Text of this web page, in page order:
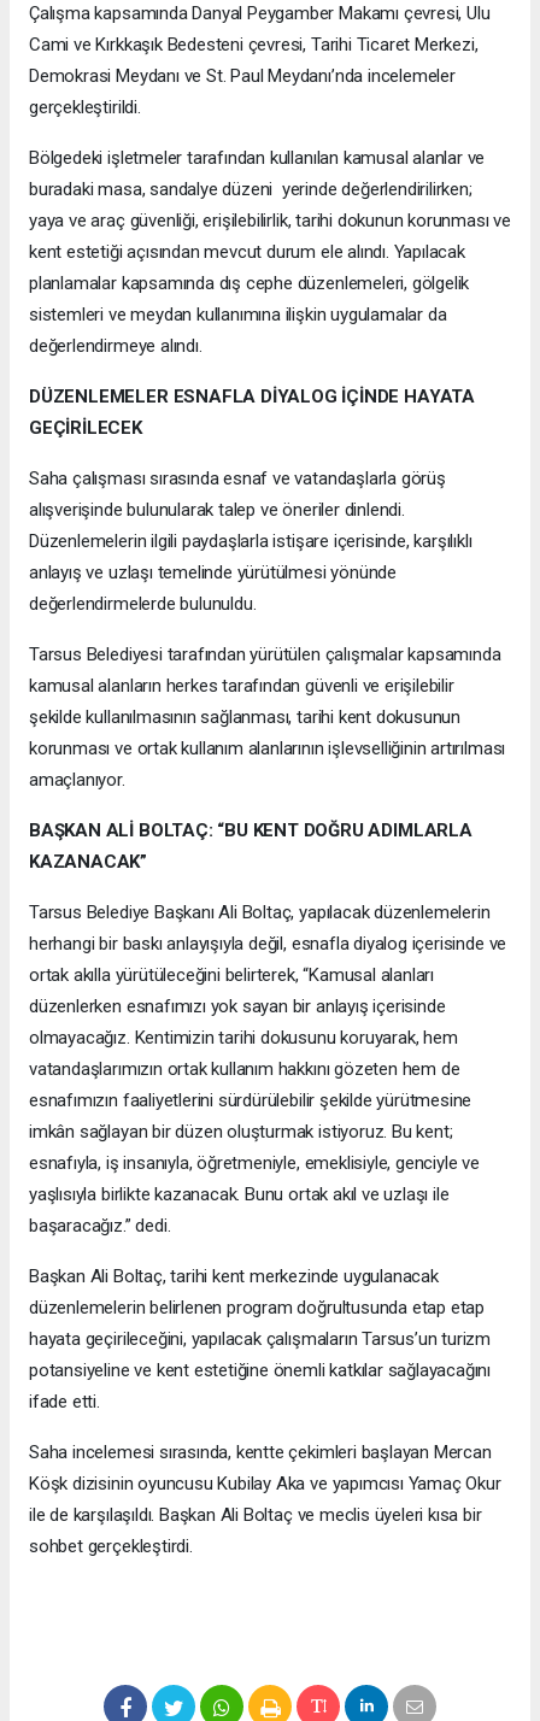
Çalışma kapsamında Danyal Peygamber Makamı çevresi, Ulu
Cami ve Kırkkaşık Bedesteni çevresi, Tarihi Ticaret Merkezi,
Demokrasi Meydanı ve St. Paul Meydanı’nda incelemeler
gerçekleştirildi.
Bölgedeki işletmeler tarafından kullanılan kamusal alanlar ve
buradaki masa, sandalye düzeni yerinde değerlendirilirken;
yaya ve araç güvenliği, erişilebilirlik, tarihi dokunun korunması ve
kent estetiği açısından mevcut durum ele alındı. Yapılacak
planlamalar kapsamında dış cephe düzenlemeleri, gölgelik
sistemleri ve meydan kullanımına ilişkin uygulamalar da
değerlendirmeye alındı.
DÜZENLEMELER ESNAFLA DİYALOG İÇİNDE HAYATA
GEÇİRİLECEK
Saha çalışması sırasında esnaf ve vatandaşlarla görüş
alışverişinde bulunularak talep ve öneriler dinlendi.
Düzenlemelerin ilgili paydaşlarla istişare içerisinde, karşılıklı
anlayış ve uzlaşı temelinde yürütülmesi yönünde
değerlendirmelerde bulunuldu.
Tarsus Belediyesi tarafından yürütülen çalışmalar kapsamında
kamusal alanların herkes tarafından güvenli ve erişilebilir
şekilde kullanılmasının sağlanması, tarihi kent dokusunun
korunması ve ortak kullanım alanlarının işlevselliğinin artırılması
amaçlanıyor.
BAŞKAN ALİ BOLTAÇ: “BU KENT DOĞRU ADIMLARLA
KAZANACAK”
Tarsus Belediye Başkanı Ali Boltaç, yapılacak düzenlemelerin
herhangi bir baskı anlayışıyla değil, esnafla diyalog içerisinde ve
ortak akılla yürütüleceğini belirterek, “Kamusal alanları
düzenlerken esnafımızı yok sayan bir anlayış içerisinde
olmayacağız. Kentimizin tarihi dokusunu koruyarak, hem
vatandaşlarımızın ortak kullanım hakkını gözeten hem de
esnafımızın faaliyetlerini sürdürülebilir şekilde yürütmesine
imkân sağlayan bir düzen oluşturmak istiyoruz. Bu kent;
esnafıyla, iş insanıyla, öğretmeniyle, emeklisiyle, genciyle ve
yaşlısıyla birlikte kazanacak. Bunu ortak akıl ve uzlaşı ile
başaracağız.” dedi.
Başkan Ali Boltaç, tarihi kent merkezinde uygulanacak
düzenlemelerin belirlenen program doğrultusunda etap etap
hayata geçirileceğini, yapılacak çalışmaların Tarsus’un turizm
potansiyeline ve kent estetiğine önemli katkılar sağlayacağını
ifade etti.
Saha incelemesi sırasında, kentte çekimleri başlayan Mercan
Köşk dizisinin oyuncusu Kubilay Aka ve yapımcısı Yamaç Okur
ile de karşılaşıldı. Başkan Ali Boltaç ve meclis üyeleri kısa bir
sohbet gerçekleştirdi.